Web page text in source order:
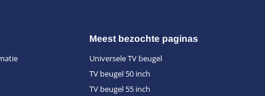
Meest bezochte paginas
Universele TV beugel
TV beugel 50 inch
TV beugel 55 inch